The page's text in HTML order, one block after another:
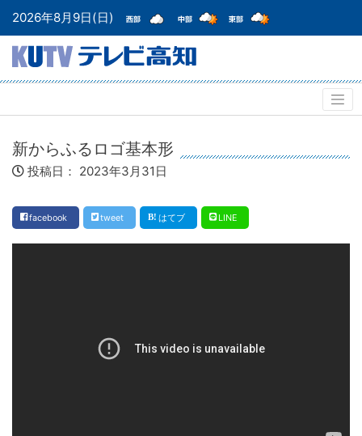
2026年8月9日(日)
新からふるロゴ基本形
投稿日： 2023年3月31日
facebook tweet はてブ LINE